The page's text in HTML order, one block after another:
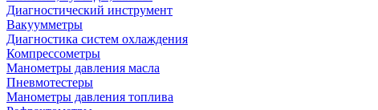
Диагностический инструмент
Вакуумметры
Диагностика систем охлаждения
Компрессометры
Манометры давления масла
Пневмотестеры
Манометры давления топлива